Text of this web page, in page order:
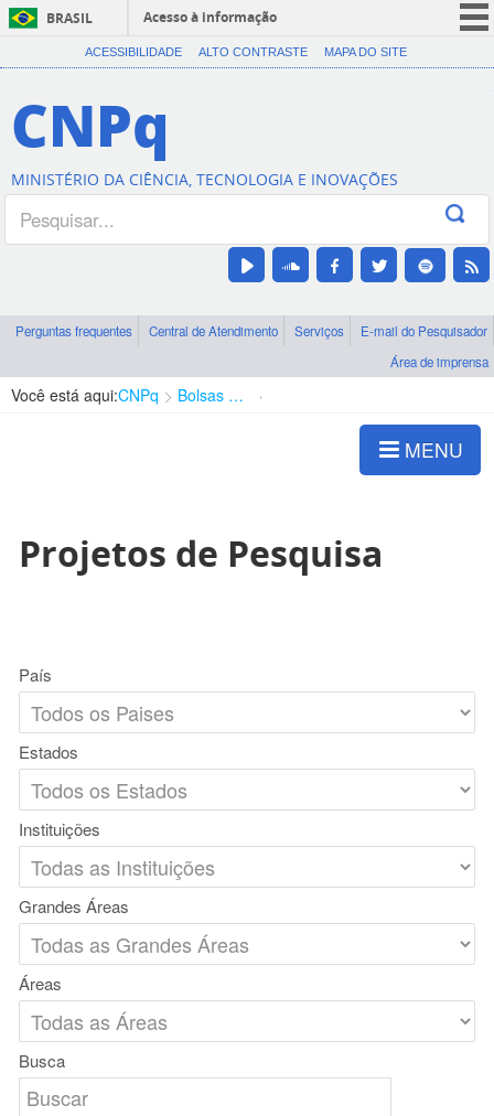
BRASIL
Acesso à informação
CORONAVÍRUS (COVID-19)
Canais
ACESSIBILIDADE ALTO CONTRASTE MAPA DO SITE
CNPq
MINISTÉRIO DA CIÊNCIA, TECNOLOGIA E INOVAÇÕES
Perguntas frequentes Central de Atendimento Serviços
E-mail do Pesquisador
Área de imprensa
Você está aqui:CNPq Bolsas e Auxílios Vigentes
MENU
Projetos de Pesquisa
País
Estados
Instituições
Grandes Áreas
Áreas
Busca